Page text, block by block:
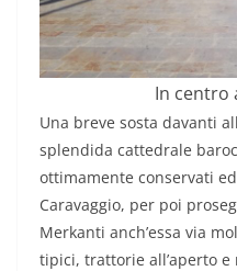
In centro
Una breve sosta davanti
splendida cattedrale
ottimamente conservati
Caravaggio, per poi
Merkanti anch’essa via
tipici, trattorie all’aperto